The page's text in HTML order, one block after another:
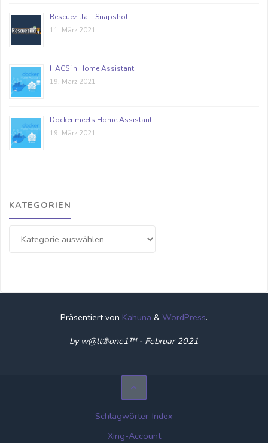
Rescuezilla – Snapshot
11. März 2021
HACS in Home Assistant
19. März 2021
Docker meets Home Assistant
19. März 2021
KATEGORIEN
Präsentiert von Kahuna & WordPress.
by w@lt®one1™ - Februar 2021
Schlagwörter-Index
Xing-Account